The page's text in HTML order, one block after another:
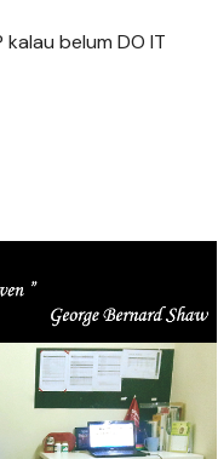
belum DO IT